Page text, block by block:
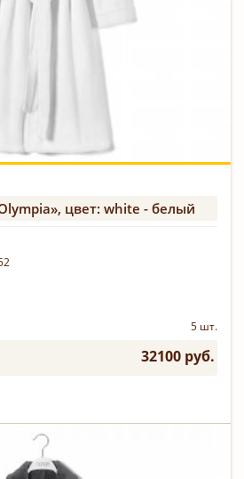
цвет: white - белый
5 шт.
32100 руб.